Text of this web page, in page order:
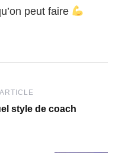
peut faire
style de coach